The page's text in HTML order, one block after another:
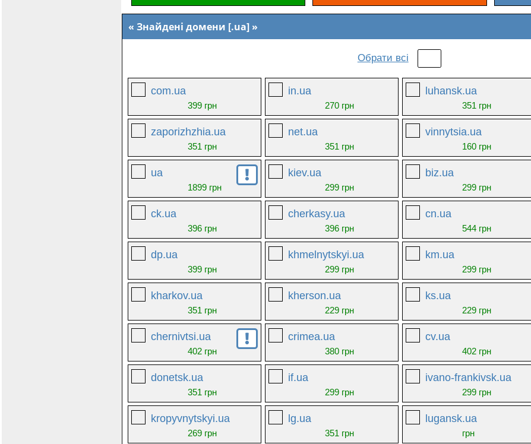
Знайдені домени [.ua]
Обрати всі
com.ua
399 грн
in.ua
270 грн
luhansk.ua
351 грн
zaporizhzhia.ua
351 грн
net.ua
351 грн
vinnytsia.ua
160 грн
ua
1899 грн
kiev.ua
299 грн
biz.ua
299 грн
ck.ua
396 грн
cherkasy.ua
396 грн
cn.ua
544 грн
dp.ua
399 грн
khmelnytskyi.ua
299 грн
km.ua
299 грн
kharkov.ua
351 грн
kherson.ua
229 грн
ks.ua
229 грн
chernivtsi.ua
402 грн
crimea.ua
380 грн
cv.ua
402 грн
donetsk.ua
351 грн
if.ua
299 грн
ivano-frankivsk.ua
299 грн
kropyvnytskyi.ua
269 грн
lg.ua
351 грн
lugansk.ua
грн